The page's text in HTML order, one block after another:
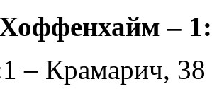
–
– Крамарич, 38